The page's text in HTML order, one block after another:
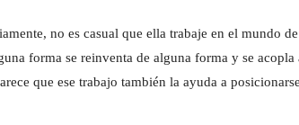
no es casual que ella trabaje en el mundo
forma se reinventa de alguna forma y se
que ese trabajo también la ayuda a